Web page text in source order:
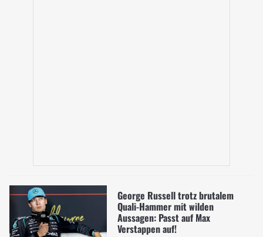
George Russell trotz brutalem
Quali-Hammer mit wilden
Aussagen: Passt auf Max
Verstappen auf!